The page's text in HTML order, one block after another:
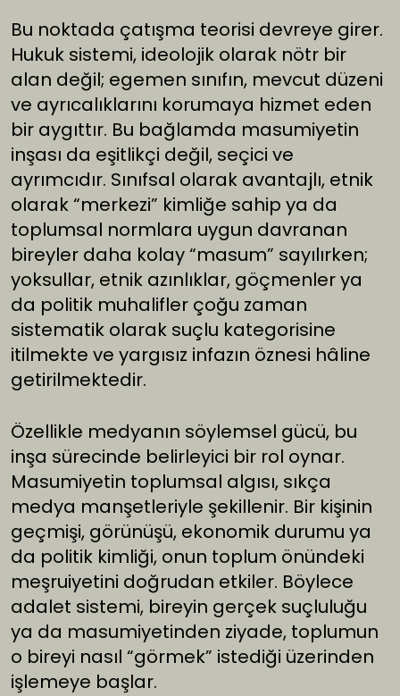
Bu noktada çatışma teorisi devreye girer.
Hukuk sistemi, ideolojik olarak nötr bir
alan değil; egemen sınıfın, mevcut düzeni
ve ayrıcalıklarını korumaya hizmet eden
bir aygıttır. Bu bağlamda masumiyetin
inşası da eşitlikçi değil, seçici ve
ayrımcıdır. Sınıfsal olarak avantajlı, etnik
olarak “merkezi” kimliğe sahip ya da
toplumsal normlara uygun davranan
bireyler daha kolay “masum” sayılırken;
yoksullar, etnik azınlıklar, göçmenler ya
da politik muhalifler çoğu zaman
sistematik olarak suçlu kategorisine
itilmekte ve yargısız infazın öznesi hâline
getirilmektedir.
Özellikle medyanın söylemsel gücü, bu
inşa sürecinde belirleyici bir rol oynar.
Masumiyetin toplumsal algısı, sıkça
medya manşetleriyle şekillenir. Bir kişinin
geçmişi, görünüşü, ekonomik durumu ya
da politik kimliği, onun toplum önündeki
meşruiyetini doğrudan etkiler. Böylece
adalet sistemi, bireyin gerçek suçluluğu
ya da masumiyetinden ziyade, toplumun
o bireyi nasıl “görmek” istediği üzerinden
işlemeye başlar.